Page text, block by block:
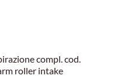
compl. cod.
roller intake